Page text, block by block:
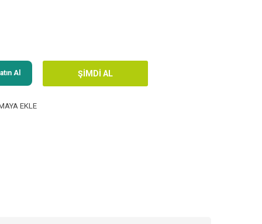
Al
EKLE